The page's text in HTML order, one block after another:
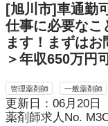
[旭川市]車通勤
仕事に必要なこ
ます！まずは
＞年収650万円
管理薬剤師 一般薬剤師
更新日：06月20日
薬剤師求人No.